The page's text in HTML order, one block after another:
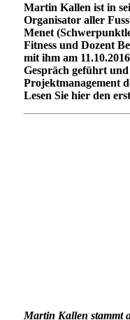
Martin Kallen ist in
Organisator aller
Menet
Fitness und Dozent
mit ihm am
Gespräch geführt
Projektmanagement
Lesen Sie hier den
Martin Kallen stammt